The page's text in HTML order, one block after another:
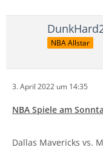
NBA Allstar
3. April 2022 um 14:35
NBA Spiele am
Dallas Mavericks vs.